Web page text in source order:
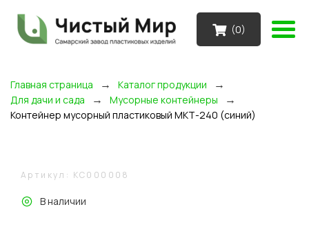
(0)
Главная страница → Каталог продукции →
Для дачи и сада → Мусорные контейнеры →
Контейнер мусорный пластиковый МКТ-240 (синий)
Артикул: KC000008
В наличии